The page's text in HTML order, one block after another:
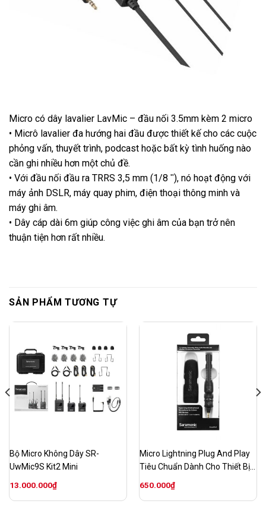
Micro có dây lavalier LavMic – đầu nối 3.5mm kèm 2 micro
• Micrô lavalier đa hướng hai đầu được thiết kế cho các cuộc
phỏng vấn, thuyết trình, podcast hoặc bất kỳ tình huống nào
cần ghi nhiều hơn một chủ đề.
• Với đầu nối đầu ra TRRS 3,5 mm (1/8 ʺ), nó hoạt động với
máy ảnh DSLR, máy quay phim, điện thoại thông minh và
máy ghi âm.
• Dây cáp dài 6m giúp công việc ghi âm của bạn trở nên
thuận tiện hơn rất nhiều.
SẢN PHẨM TƯƠNG TỰ
Bộ Micro Không Dây SR-
UwMic9S Kit2 Mini
13.000.000₫
Micro Lightning Plug And Play
Tiêu Chuẩn Dành Cho Thiết Bị
IOS SR-SmartMic5
650.000₫